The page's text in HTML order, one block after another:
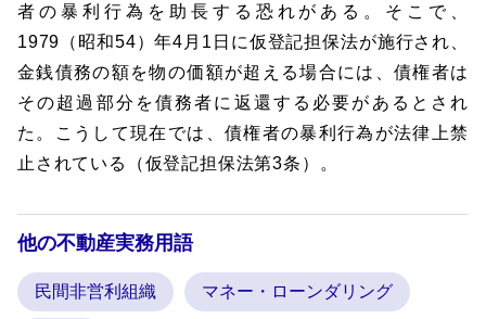
者の暴利行為を助長する恐れがある。そこで、
1979（昭和54）年4月1日に仮登記担保法が施行され、
金銭債務の額を物の価額が超える場合には、債権者は
その超過部分を債務者に返還する必要があるとされ
た。こうして現在では、債権者の暴利行為が法律上禁
止されている（仮登記担保法第3条）。
他の不動産実務用語
民間非営利組織 マネー・ローンダリング